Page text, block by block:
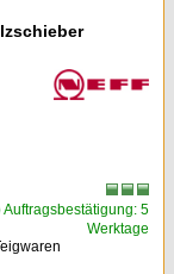
Auftragsbestätigung: 5
Werktage